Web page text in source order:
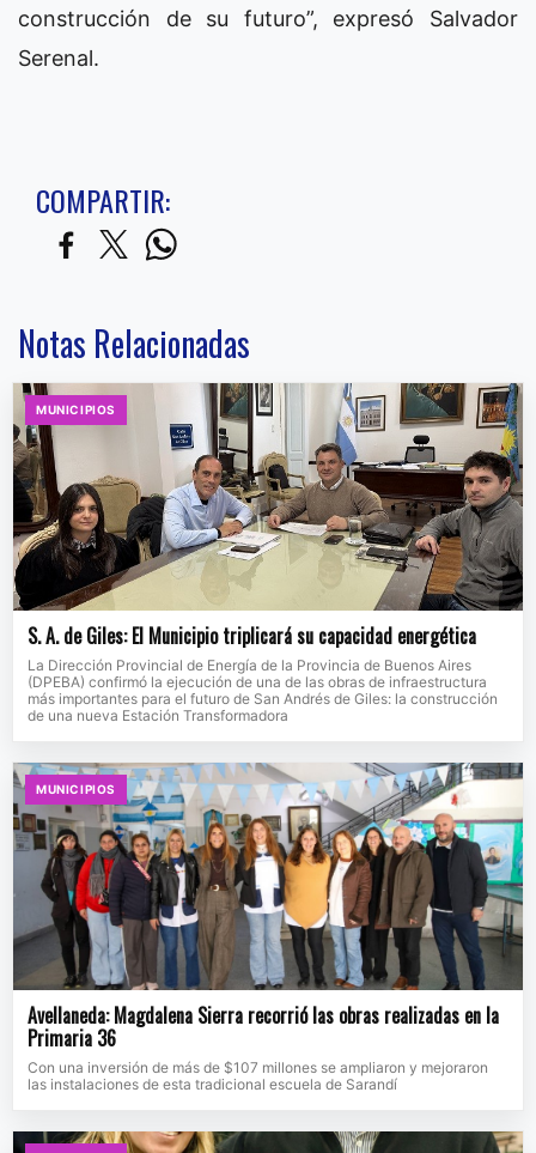
construcción de su futuro”, expresó Salvador
Serenal.
COMPARTIR:
Notas Relacionadas
MUNICIPIOS
S. A. de Giles: El Municipio triplicará su capacidad energética
La Dirección Provincial de Energía de la Provincia de Buenos Aires
(DPEBA) confirmó la ejecución de una de las obras de infraestructura
más importantes para el futuro de San Andrés de Giles: la construcción
de una nueva Estación Transformadora
MUNICIPIOS
Avellaneda: Magdalena Sierra recorrió las obras realizadas en la
Primaria 36
Con una inversión de más de $107 millones se ampliaron y mejoraron
las instalaciones de esta tradicional escuela de Sarandí